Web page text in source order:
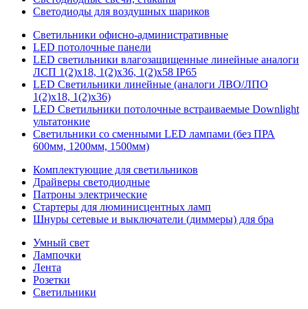
Светодиоды для воздушных шариков
Светильники офисно-административные
LED потолочные панели
LED светильники влагозащищенные линейные аналоги
ЛСП 1(2)х18, 1(2)х36, 1(2)х58 IP65
LED Светильники линейные (аналоги ЛВО/ЛПО
1(2)х18, 1(2)х36)
LED Светильники потолочные встраиваемые Downlight
ультатонкие
Светильники со сменными LED лампами (без ПРА
600мм, 1200мм, 1500мм)
Комплектующие для светильников
Драйверы светодиодные
Патроны электрические
Стартеры для люминисцентных ламп
Шнуры сетевые и выключатели (диммеры) для бра
Умный свет
Лампочки
Лента
Розетки
Светильники